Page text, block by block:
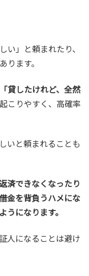
い」と頼まれたり、
ります。
貸したけれど、全然
こりやすく、高確率
いと頼まれることも
済できなくなったり
金を背負うハメにな
うになります。
人になることは避け